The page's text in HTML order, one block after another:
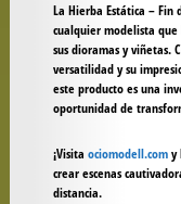
La Hierba Estática – Fin
cualquier modelista
sus dioramas y viñetas.
versatilidad y su
este producto es una
oportunidad de
¡Visita ociomodell.comy
crear escenas
distancia.